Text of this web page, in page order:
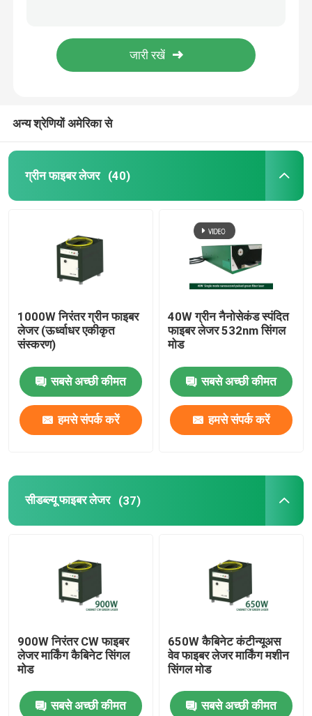
सीडब्ल्यू फाइबर लेजर
स्पंदित फाइबर लेजर
मोपा फाइबर लेजर
अल्ट्राफास्ट फाइबर लेजर
हरा 3 डी प्रिंटर
हाथ में लेजर वेल्डिंग मशीन
लेजर काटने की मशीन
15W पिकोसेकंड पल्स लेजर यूवी औद्योगिक फाइबर लेजर
20uj यूवी पिकोसेकंड पल्स लेजर 20W फाइबर लेजर मार्कर
अन्य श्रेणियों अमेरिका से
ग्रीन फाइबर लेजर (40)
1000W निरंतर ग्रीन फाइबर
लेजर (ऊर्ध्वाधर एकीकृत
संस्करण)
सबसे अच्छी कीमत
हमसे संपर्क करें
40W ग्रीन नैनोसेकंड स्पंदित
फाइबर लेजर 532nm सिंगल
मोड
सबसे अच्छी कीमत
हमसे संपर्क करें
सीडब्ल्यू फाइबर लेजर (37)
900W निरंतर CW फाइबर
लेजर मार्किंग कैबिनेट सिंगल
मोड
सबसे अच्छी कीमत
650W कैबिनेट कंटीन्यूअस
वेव फाइबर लेजर मार्किंग मशीन
सिंगल मोड
सबसे अच्छी कीमत